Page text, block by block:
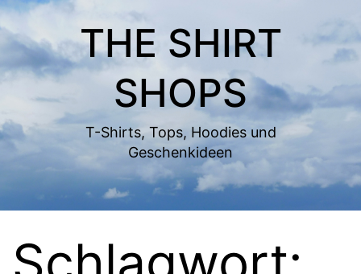
Zum
Inhalt
springen
THE SHIRT
SHOPS
T-Shirts, Tops, Hoodies und
Geschenkideen